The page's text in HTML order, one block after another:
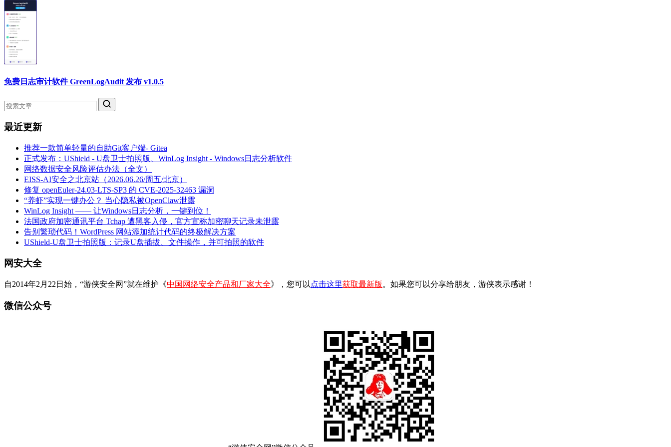
免费日志审计软件 GreenLogAudit 发布 v1.0.5
最近更新
推荐一款简单轻量的自助Git客户端- Gitea
正式发布：UShield - U盘卫士拍照版、WinLog Insight - Windows日志分析软件
网络数据安全风险评估办法（全文）
EISS-AI安全之北京站（2026.06.26/周五/北京）
修复 openEuler-24.03-LTS-SP3 的 CVE-2025-32463 漏洞
“养虾”实现一键办公？ 当心隐私被OpenClaw泄露
WinLog Insight —— 让Windows日志分析，一键到位！
法国政府加密通讯平台 Tchap 遭黑客入侵，官方宣称加密聊天记录未泄露
告别繁琐代码！WordPress 网站添加统计代码的终极解决方案
UShield-U盘卫士拍照版：记录U盘插拔、文件操作，并可拍照的软件
网安大全
自2014年2月22日始，“游侠安全网”就在维护《中国网络安全产品和厂家大全》，您可以 点击这里获取最新版 。如果您可以分享给朋友，游侠表示感谢！
微信公众号